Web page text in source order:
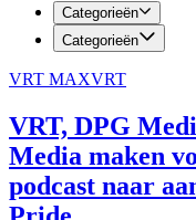
Categorieën
Categorieën
VRT MAXVRT
VRT, DPG
Media maken
podcast naar